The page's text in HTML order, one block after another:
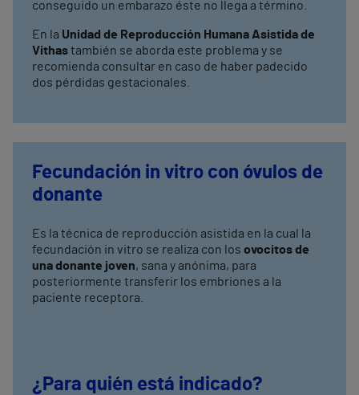
conseguido un embarazo éste no llega a término.
En la Unidad de Reproducción Humana Asistida de
Vithastambién se aborda este problema y se
recomienda consultar en caso de haber padecido
dos pérdidas gestacionales.
Fecundación in vitro con óvulos de
donante
Es la técnica de reproducción asistida en la cual la
fecundación in vitro se realiza con los ovocitos de
una donante joven, sana y anónima, para
posteriormente transferir los embriones a la
paciente receptora.
¿Para quién está indicado?